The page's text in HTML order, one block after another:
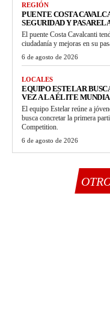
REGIÓN
PUENTE COSTA
SEGURIDAD Y
El puente Costa Cavalcanti
ciudadanía y mejoras en su
6 de agosto de 2026
LOCALES
EQUIPO ESTELAR
VEZ A LA ÉLITE
El equipo Estelar reúne a
busca concretar la primera
Competition.
6 de agosto de 2026